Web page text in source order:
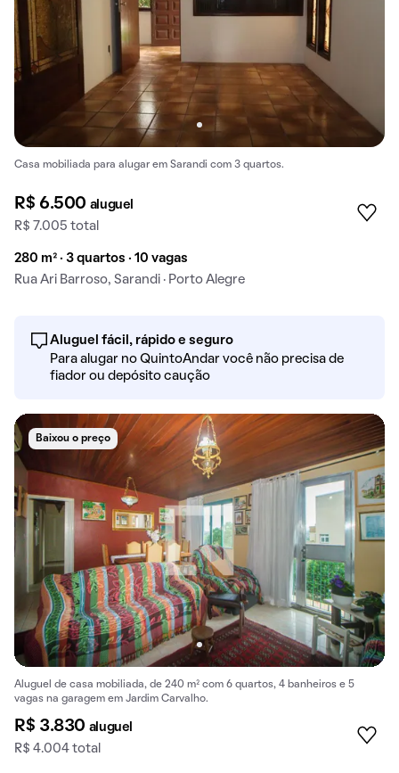
Casa mobiliada para alugar em Sarandi com 3 quartos.
R$ 6.500 aluguel
R$ 7.005 total
280 m² · 3 quartos · 10 vagas
Rua Ari Barroso, Sarandi · Porto Alegre
Aluguel fácil, rápido e seguro
Para alugar no QuintoAndar você não precisa de
fiador ou depósito caução
Baixou o preço
Aluguel de casa mobiliada, de 240 m² com 6 quartos, 4 banheiros e 5
vagas na garagem em Jardim Carvalho.
R$ 3.830 aluguel
R$ 4.004 total